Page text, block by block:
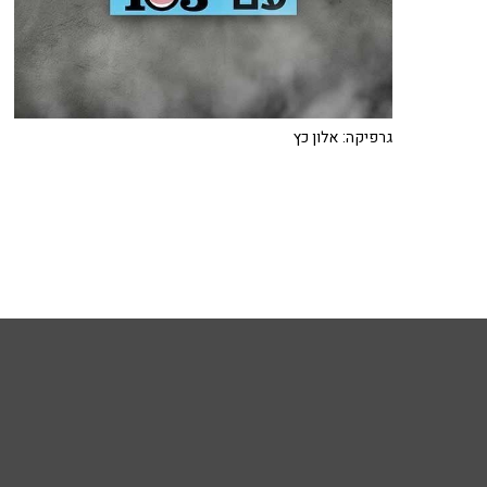
גרפיקה: אלון כץ